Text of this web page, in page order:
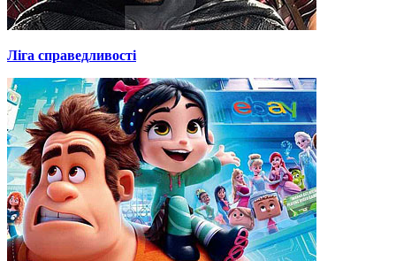
Ліга справедливості